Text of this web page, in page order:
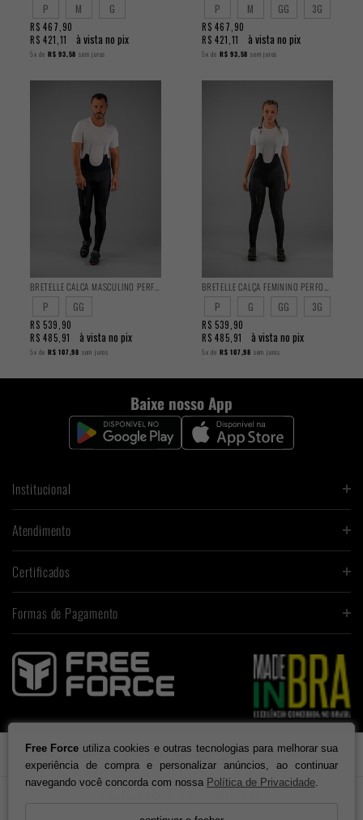
Free Force utiliza cookies e outras tecnologias para melhorar sua
experiência de compra e personalizar anúncios, ao continuar
navegando você concorda com nossa Política de Privacidade
P M G
R$ 467,90
R$ 421,11
à vista no pix
5x de R$ 93,58 sem juros
P M GG 3G
R$ 467,90
R$ 421,11
à vista no pix
5x de R$ 93,58 sem juros
P GG
R$ 539,90
R$ 485,91
à vista no pix
5x de R$ 107,98 sem juros
P G GG 3G
R$ 539,90
R$ 485,91
à vista no pix
5x de R$ 107,98 sem juros
Baixe nosso App
Institucional
Atendimento
Certificados
Formas de Pagamento
